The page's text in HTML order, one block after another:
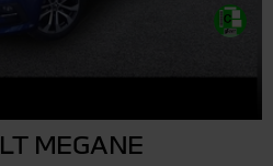
MEGANE